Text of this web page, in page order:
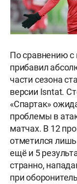
По сравнению
прибавил
части сезона
версии Isntat.
«Спартак»
проблемы в
матчах. В 12
отметился
ещё и 5
странно,
при